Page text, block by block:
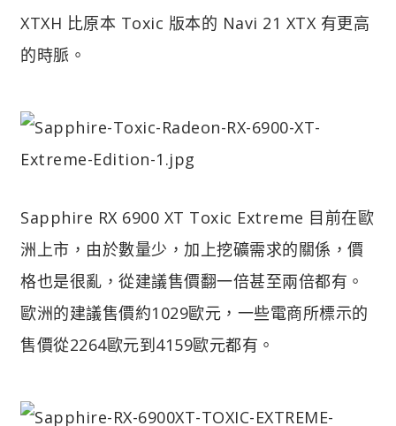
XTXH 比原本 Toxic 版本的 Navi 21 XTX 有更高
的時脈。
Sapphire RX 6900 XT Toxic Extreme 目前在歐
洲上市，由於數量少，加上挖礦需求的關係，價
格也是很亂，從建議售價翻一倍甚至兩倍都有。
歐洲的建議售價約1029歐元，一些電商所標示的
售價從2264歐元到4159歐元都有。